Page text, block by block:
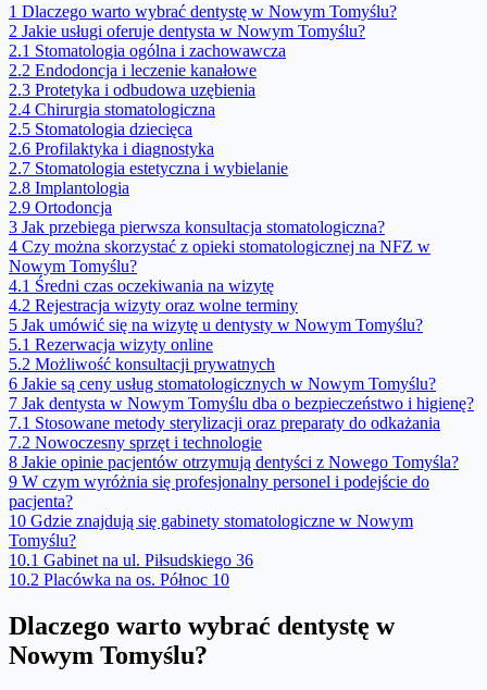
1 Dlaczego warto wybrać dentystę w Nowym Tomyślu?
2 Jakie usługi oferuje dentysta w Nowym Tomyślu?
2.1 Stomatologia ogólna i zachowawcza
2.2 Endodoncja i leczenie kanałowe
2.3 Protetyka i odbudowa uzębienia
2.4 Chirurgia stomatologiczna
2.5 Stomatologia dziecięca
2.6 Profilaktyka i diagnostyka
2.7 Stomatologia estetyczna i wybielanie
2.8 Implantologia
2.9 Ortodoncja
3 Jak przebiega pierwsza konsultacja stomatologiczna?
4 Czy można skorzystać z opieki stomatologicznej na NFZ w
Nowym Tomyślu?
4.1 Średni czas oczekiwania na wizytę
4.2 Rejestracja wizyty oraz wolne terminy
5 Jak umówić się na wizytę u dentysty w Nowym Tomyślu?
5.1 Rezerwacja wizyty online
5.2 Możliwość konsultacji prywatnych
6 Jakie są ceny usług stomatologicznych w Nowym Tomyślu?
7 Jak dentysta w Nowym Tomyślu dba o bezpieczeństwo i higienę?
7.1 Stosowane metody sterylizacji oraz preparaty do odkażania
7.2 Nowoczesny sprzęt i technologie
8 Jakie opinie pacjentów otrzymują dentyści z Nowego Tomyśla?
9 W czym wyróżnia się profesjonalny personel i podejście do
pacjenta?
10 Gdzie znajdują się gabinety stomatologiczne w Nowym
Tomyślu?
10.1 Gabinet na ul. Piłsudskiego 36
10.2 Placówka na os. Północ 10
Dlaczego warto wybrać dentystę w
Nowym Tomyślu?